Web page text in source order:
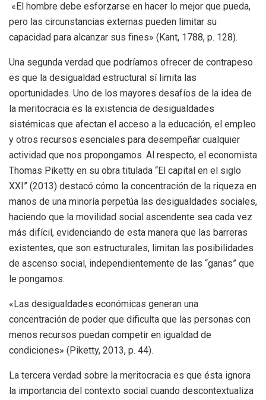
«El hombre debe esforzarse en hacer lo mejor que pueda,
pero las circunstancias externas pueden limitar su
capacidad para alcanzar sus fines» (Kant, 1788, p. 128).
Una segunda verdad que podríamos ofrecer de contrapeso
es que la desigualdad estructural sí limita las
oportunidades. Uno de los mayores desafíos de la idea de
la meritocracia es la existencia de desigualdades
sistémicas que afectan el acceso a la educación, el empleo
y otros recursos esenciales para desempeñar cualquier
actividad que nos propongamos. Al respecto, el economista
Thomas Piketty en su obra titulada “El capital en el siglo
XXI” (2013) destacó cómo la concentración de la riqueza en
manos de una minoría perpetúa las desigualdades sociales,
haciendo que la movilidad social ascendente sea cada vez
más difícil, evidenciando de esta manera que las barreras
existentes, que son estructurales, limitan las posibilidades
de ascenso social, independientemente de las “ganas” que
le pongamos.
«Las desigualdades económicas generan una
concentración de poder que dificulta que las personas con
menos recursos puedan competir en igualdad de
condiciones» (Piketty, 2013, p. 44).
La tercera verdad sobre la meritocracia es que ésta ignora
la importancia del contexto social cuando descontextualiza